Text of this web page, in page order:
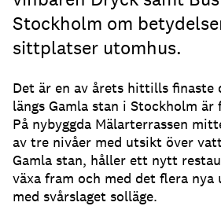
Stockholm om
sittplatser utomhus.
Det är en av årets hittills finaste
längs Gamla stan i Stockholm
På nybyggda Mälarterrassen
av tre nivåer med utsikt över
Gamla stan, håller ett nytt
växa fram och med det flera nya
med svårslaget solläge.